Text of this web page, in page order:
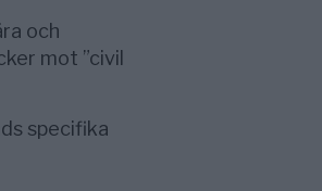
och
mot ”civil
specifika